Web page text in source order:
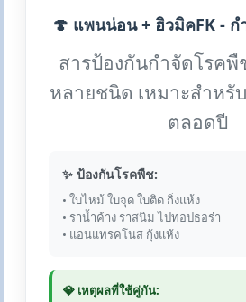
🍄 แพนน่อน + ฮิวมิคFK - ก
สารป้องกันกำจัดโรคพื
หลายชนิด เหมาะสำหรั
ตลอดปี
✨ ป้องกันโรคพืช:
• ใบไหม้ ใบจุด ใบติด กิ่งแห้ง
• ราน้ำค้าง ราสนิม ไปทอปธอร่า
• แอนแทรคโนส กุ้งแห้ง
💎 เหตุผลที่ใช้คู่กัน: